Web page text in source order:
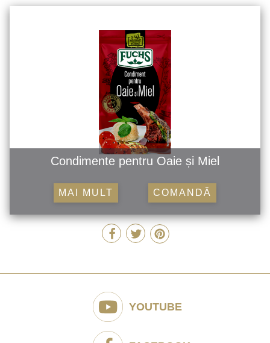
Condimente pentru Oaie și Miel
MAI MULT COMANDĂ
YOUTUBE